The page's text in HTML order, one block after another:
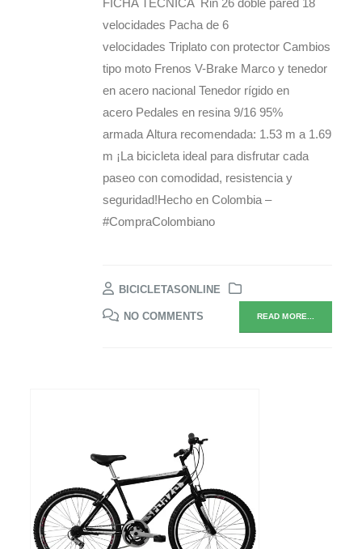
velocidades Pacha de 6
velocidades Triplato con protector Cambios
tipo moto Frenos V-Brake Marco y tenedor
en acero nacional Tenedor rígido en
acero Pedales en resina 9/16 95%
armada Altura recomendada: 1.53 m a 1.69
m ¡La bicicleta ideal para disfrutar cada
paseo con comodidad, resistencia y
seguridad!Hecho en Colombia –
#CompraColombiano
BICICLETASONLINE
NO COMMENTS READ MORE...